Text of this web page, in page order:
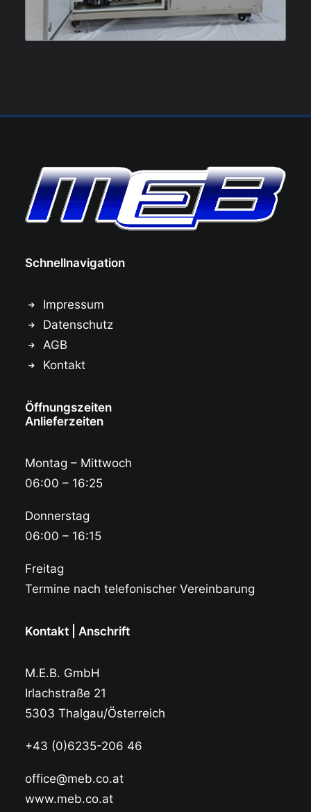
Schnellnavigation
Impressum
Datenschutz
AGB
Kontakt
Öffnungszeiten
Anlieferzeiten
Montag – Mittwoch
06:00 – 16:25
Donnerstag
06:00 – 16:15
Freitag
Termine nach telefonischer Vereinbarung
Kontakt | Anschrift
M.E.B. GmbH
Irlachstraße 21
5303 Thalgau/Österreich
+43 (0)6235-206 46
office@meb.co.at
www.meb.co.at